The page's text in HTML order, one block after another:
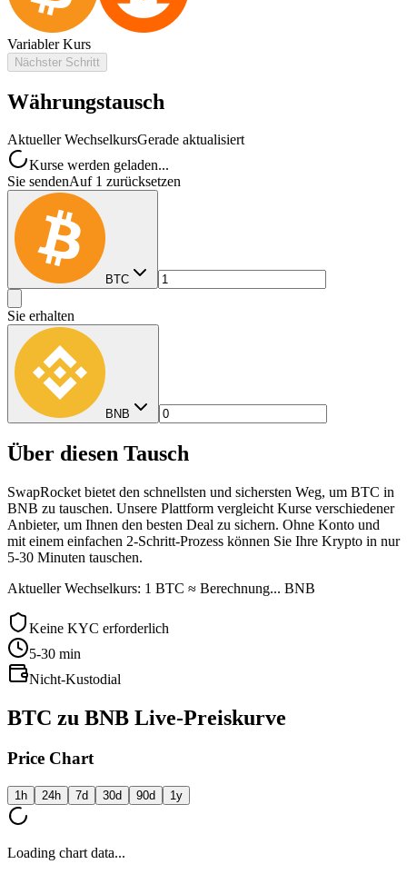
Variabler Kurs
Nächster Schritt
Währungstausch
Aktueller WechselkursGerade aktualisiert
Kurse werden geladen...
Sie sendenAuf 1 zurücksetzen
BTC
Sie erhalten
BNB
Über diesen Tausch
SwapRocket bietet den schnellsten und sichersten Weg, um BTC in
BNB zu tauschen. Unsere Plattform vergleicht Kurse verschiedener
Anbieter, um Ihnen den besten Deal zu sichern. Ohne Konto und
mit einem einfachen 2-Schritt-Prozess können Sie Ihre Krypto in nur
5-30 Minuten tauschen.
Aktueller Wechselkurs: 1 BTC ≈ Berechnung... BNB
Keine KYC erforderlich
5-30 min
Nicht-Kustodial
BTC zu BNB Live-Preiskurve
Price Chart
1h 24h 7d 30d 90d 1y
Loading chart data...